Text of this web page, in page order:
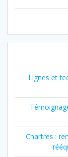
Lignes et
Chartres :